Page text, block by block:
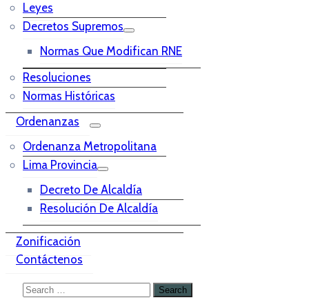
Leyes
Decretos Supremos
Normas Que Modifican RNE
Resoluciones
Normas Históricas
Ordenanzas
Ordenanza Metropolitana
Lima Provincia
Decreto De Alcaldía
Resolución De Alcaldía
Zonificación
Contáctenos